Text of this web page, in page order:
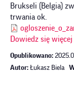
Brukseli (Belgia)
trwania ok.
Dowiedz się więcej
Opublikowano:
Autor: Łukasz Biela